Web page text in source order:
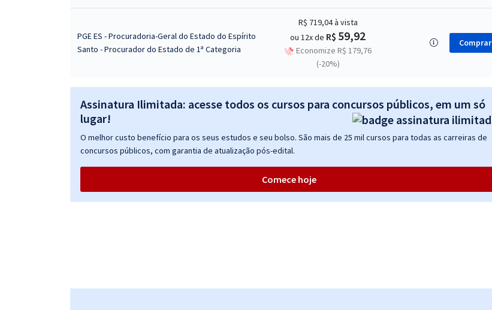
PGE ES - Procuradoria-Geral do Estado do Espírito
Santo - Procurador do Estado de 1ª Categoria
R$ 719,04à vista
ou 12x de R$ 59,92
Economize R$ 179,76
(-20%)
Comprar
Assinatura Ilimitada: acesse todos os cursos para concursos públicos, em um só
lugar!
O melhor custo benefício para os seus estudos e seu bolso. São mais de 25 mil cursos para todas as carreiras de
concursos públicos, com garantia de atualização pós-edital.
Comece hoje